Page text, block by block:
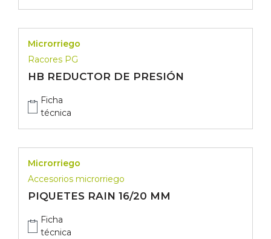
Microrriego
Racores PG
HB REDUCTOR DE PRESIÓN
Ficha
técnica
Microrriego
Accesorios microrriego
PIQUETES RAIN 16/20 MM
Ficha
técnica